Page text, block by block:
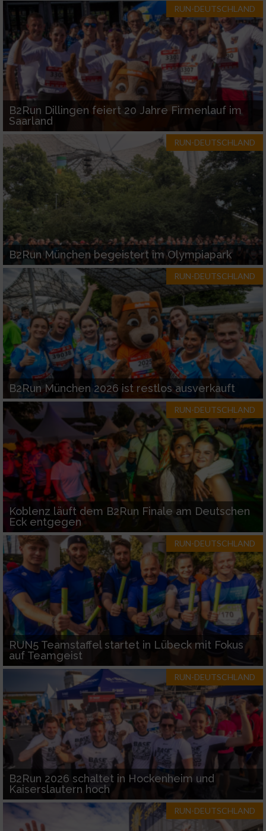
RUN-DEUTSCHLAND
B2Run Dillingen feiert 20 Jahre Firmenlauf im
Saarland
RUN-DEUTSCHLAND
B2Run München begeistert im Olympiapark
RUN-DEUTSCHLAND
B2Run München 2026 ist restlos ausverkauft
RUN-DEUTSCHLAND
Koblenz läuft dem B2Run Finale am Deutschen
Eck entgegen
RUN-DEUTSCHLAND
RUN5 Teamstaffel startet in Lübeck mit Fokus
auf Teamgeist
RUN-DEUTSCHLAND
B2Run 2026 schaltet in Hockenheim und
Kaiserslautern hoch
RUN-DEUTSCHLAND